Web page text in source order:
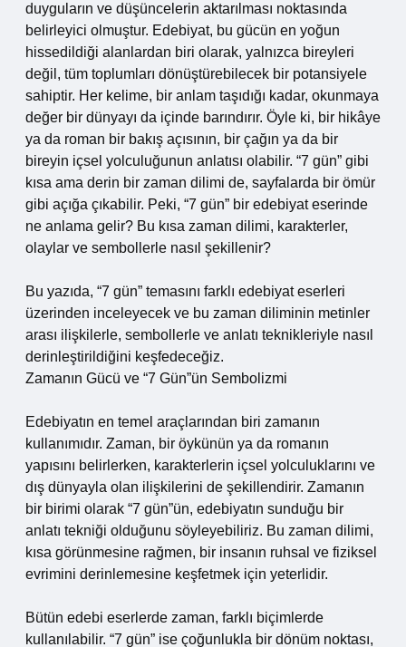
duyguların ve düşüncelerin aktarılması noktasında
belirleyici olmuştur. Edebiyat, bu gücün en yoğun
hissedildiği alanlardan biri olarak, yalnızca bireyleri
değil, tüm toplumları dönüştürebilecek bir potansiyele
sahiptir. Her kelime, bir anlam taşıdığı kadar, okunmaya
değer bir dünyayı da içinde barındırır. Öyle ki, bir hikâye
ya da roman bir bakış açısının, bir çağın ya da bir
bireyin içsel yolculuğunun anlatısı olabilir. “7 gün” gibi
kısa ama derin bir zaman dilimi de, sayfalarda bir ömür
gibi açığa çıkabilir. Peki, “7 gün” bir edebiyat eserinde
ne anlama gelir? Bu kısa zaman dilimi, karakterler,
olaylar ve sembollerle nasıl şekillenir?
Bu yazıda, “7 gün” temasını farklı edebiyat eserleri
üzerinden inceleyecek ve bu zaman diliminin metinler
arası ilişkilerle, sembollerle ve anlatı teknikleriyle nasıl
derinleştirildiğini keşfedeceğiz.
Zamanın Gücü ve “7 Gün”ün Sembolizmi
Edebiyatın en temel araçlarından biri zamanın
kullanımıdır. Zaman, bir öykünün ya da romanın
yapısını belirlerken, karakterlerin içsel yolculuklarını ve
dış dünyayla olan ilişkilerini de şekillendirir. Zamanın
bir birimi olarak “7 gün”ün, edebiyatın sunduğu bir
anlatı tekniği olduğunu söyleyebiliriz. Bu zaman dilimi,
kısa görünmesine rağmen, bir insanın ruhsal ve fiziksel
evrimini derinlemesine keşfetmek için yeterlidir.
Bütün edebi eserlerde zaman, farklı biçimlerde
kullanılabilir. “7 gün” ise çoğunlukla bir dönüm noktası,